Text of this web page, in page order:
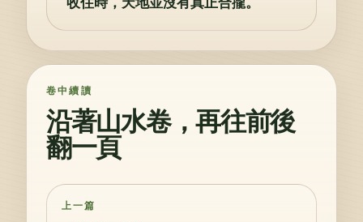
卷中續讀
沿著山水卷，再往前後
翻一頁
上一篇